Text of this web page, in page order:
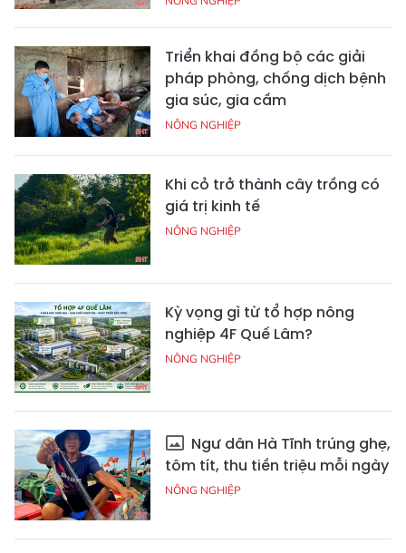
Triển khai đồng bộ các giải
pháp phòng, chống dịch bệnh
gia súc, gia cầm
NÔNG NGHIỆP
Khi cỏ trở thành cây trồng có
giá trị kinh tế
NÔNG NGHIỆP
Kỳ vọng gì từ tổ hợp nông
nghiệp 4F Quế Lâm?
NÔNG NGHIỆP
Ngư dân Hà Tĩnh trúng ghẹ,
tôm tít, thu tiền triệu mỗi ngày
NÔNG NGHIỆP